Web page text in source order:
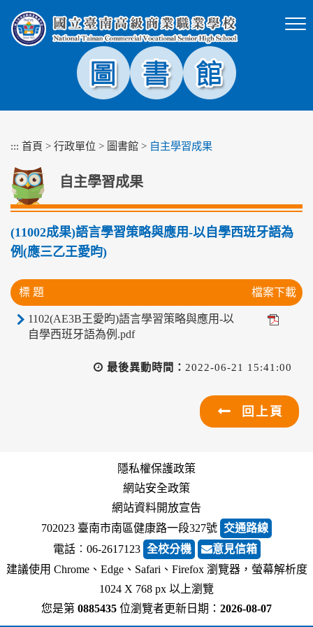
塊
::: 首頁 > 行政單位 > 圖書館 > 自主學習成果
自主學習成果
(11002成果)語言學習策略與應用-以自學西班牙語為
例(應三乙王愛昀)
標 題 檔案下載
1102(AE3B王愛昀)語言學習策略與應用-以
自學西班牙語為例.pdf
最後異動時間： 2022-06-21 15:41:00
回上頁
隱私權保護政策
網站安全政策
網站資料開放宣告
702023 臺南市南區健康路一段327號 交通路線
電話︰06-2617123 全校分機
意見信箱
建議使用 Chrome、Edge、Safari、Firefox 瀏覽器，螢幕解析度
1024 X 768 px 以上瀏覽
您是第 0885435 位瀏覽者更新日期： 2026-08-07